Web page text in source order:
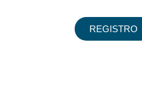
REGISTRO